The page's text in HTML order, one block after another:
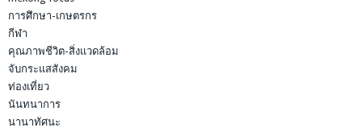
การศึกษา-เกษตรกร
กีฬา
คุณภาพชีวิต-สิ่งแวดล้อม
จับกระแสสังคม
ท่องเที่ยว
นันทนาการ
นานาทัศนะ